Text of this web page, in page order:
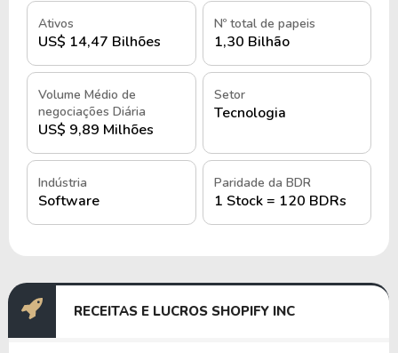
Cloud e VTEX.
A estrutura operacional da empresa inclui
escritórios distribuídos globalmente e uma
operação predominantemente baseada em
tecnologia e infraestrutura em nuvem, permitindo
escalabilidade e grande capacidade de atendimento.
A força de trabalho é composta majoritariamente
por equipes de engenharia, produto, marketing e
suporte técnico.
de Valores de Nova York (NYSE) e na Bolsa de
Toronto (TSX) sob o ticker SHOP.
Ativos
US$ 14,47 Bilhões
Nº total de papeis
1,30 Bilhão
Volume Médio de
negociações Diária
US$ 9,89 Milhões
Setor
Tecnologia
Indústria
Software
Paridade da BDR
1 Stock = 120 BDRs
RECEITAS E LUCROS SHOPIFY INC